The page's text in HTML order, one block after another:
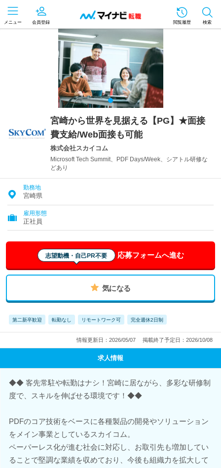
メニュー 会員登録 閲覧履歴 検索
宮崎から世界を見据える【PG】★面接
費支給/Web面接も可能
株式会社スカイコム
Microsoft Tech Summit、PDF Days/Week、シアトル研修な
どあり
勤務地
宮崎県
雇用形態
正社員
志望動機・自己PR不要 応募フォームへ進む
気になる
第二新卒歓迎 転勤なし リモートワーク可 完全週休2日制
情報更新日：2026/05/07 掲載終了予定日：2026/10/08
求人情報
◆◆ 客先常駐や転勤はナシ！宮崎に居ながら、多彩な研修制
度で、スキルを伸ばせる環境です！◆◆
PDFのコア技術をベースに各種製品の開発やソリューション
をメイン事業としているスカイコム。
ペーパーレス化が進む社会に対応し、お取引先も増加してい
ることで堅調な業績を収めており、今後も組織力を拡大して